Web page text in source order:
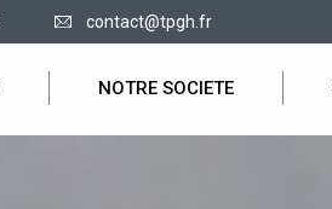
contact@tpgh.fr
NOTRE SOCIETE